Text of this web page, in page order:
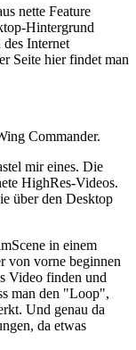
nette Feature
Hintergrund
Internet
Seite hier findet man
Commander.
mir eines. Die
HighRes-Videos.
über den Desktop
in einem
von vorne beginnen
Video finden und
man den "Loop",
Und genau da
da etwas